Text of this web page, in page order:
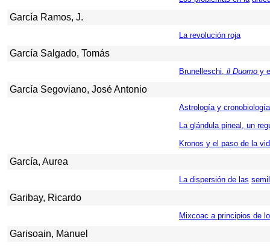
García Ramos, J.
La revolución roja
García Salgado, Tomás
Brunelleschi, il Duomo y
García Segoviano, José Antonio
Astrología y
La glándula pineal, un
Kronos y el paso de la
García, Aurea
La dispersión de las
Garibay, Ricardo
Mixcoac a principios de
Garisoain, Manuel